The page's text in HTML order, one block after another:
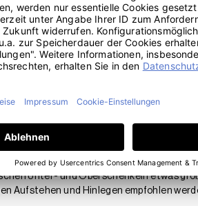
samt Komforthöhe
, die sich aufgrund ihrer
ist wie so oft aus den USA nach Europa
Original ohne Lattenrost daherkommt –
sind der integrierte Bettunterbau und
als unterste von drei Schichten das
krönenden
in die Matratze integriert – bei
spricht man übrigens, wenn Du auf
Unter- und Oberschenkeln etwas
Aufstehen und Hinlegen empfohlen